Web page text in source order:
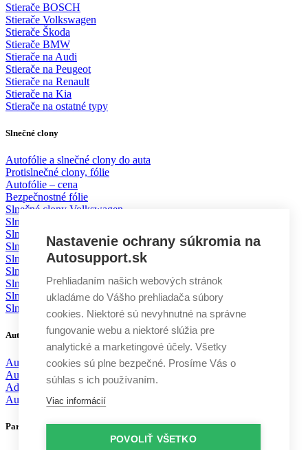
Stierače BOSCH
Stierače Volkswagen
Stierače Škoda
Stierače BMW
Stierače na Audi
Stierače na Peugeot
Stierače na Renault
Stierače na Kia
Stierače na ostatné typy
Slnečné clony
Autofólie a slnečné clony do auta
Protislnečné clony, fólie
Autofólie – cena
Bezpečnostné fólie
Slnečné clony Volkswagen
Slnečné clony Škoda
Slnečné clony BMW
Slnečné clony Mercedes
Slnečné clony Mazda
Slnečné clony Toyota
Slnečné clony Ford
Slnečné clony KIA
Slnečné clony Volvo
Autodoplnky
Autochémia
Autokozmetika
Aditíva
Autodoplnky
Partneri
Nastavenie ochrany súkromia na
Autosupport.sk
Prehliadaním našich webových stránok
ukladáme do Vášho prehliadača súbory
cookies. Niektoré sú nevyhnutné na správne
fungovanie webu a niektoré slúžia pre
analytické a marketingové účely. Všetky
cookies sú plne bezpečné. Prosíme Vás o
súhlas s ich používaním.
Viac informácií
POVOLIŤ VŠETKO